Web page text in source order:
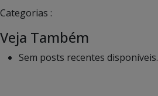
Categorias :
Veja Também
Sem posts recentes disponíveis.